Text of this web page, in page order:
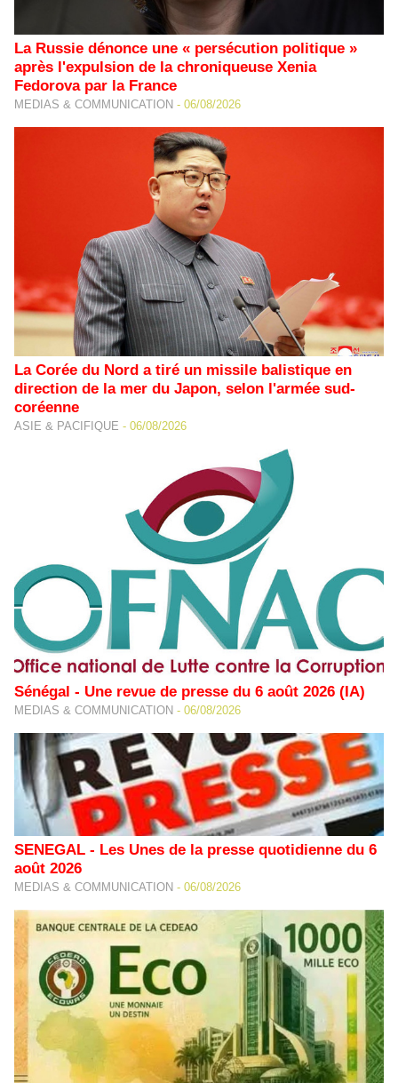
La Russie dénonce une « persécution politique »
après l'expulsion de la chroniqueuse Xenia
Fedorova par la France
MEDIAS & COMMUNICATION - 06/08/2026
La Corée du Nord a tiré un missile balistique en
direction de la mer du Japon, selon l'armée sud-
coréenne
ASIE & PACIFIQUE - 06/08/2026
Sénégal - Une revue de presse du 6 août 2026 (IA)
MEDIAS & COMMUNICATION - 06/08/2026
SENEGAL - Les Unes de la presse quotidienne du 6
août 2026
MEDIAS & COMMUNICATION - 06/08/2026